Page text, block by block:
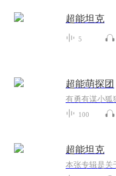
超能坦克
5
超能萌探团
100
超能坦克